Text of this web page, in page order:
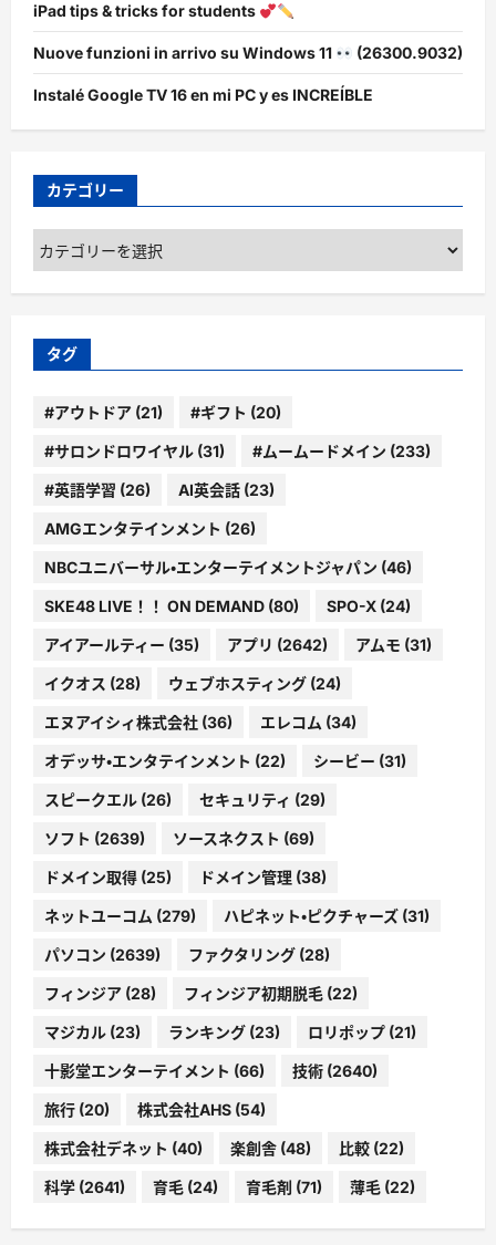
iPad tips & tricks for students
Nuove funzioni in arrivo su Windows 11 (26300.9032)
Instalé Google TV 16 en mi PC y es INCREÍBLE
カテゴリー
カ
テ
ゴ
ー
タグ
#アウトドア (21) #ギフト (20)
#サロンドロワイヤル (31) #ムームードメイン (233)
#英語学習 (26) AI英会話 (23)
AMGエンタテインメント (26)
NBCユニバーサル・エンターテイメントジャパン (46)
SKE48 LIVE！！ ON DEMAND (80) SPO-X (24)
アイアールティー (35) アプリ (2642) アムモ (31)
イクオス (28) ウェブホスティング (24)
エヌアイシィ株式会社 (36) エレコム (34)
オデッサ・エンタテインメント (22) シービー (31)
スピークエル (26) セキュリティ (29)
ソフト (2639) ソースネクスト (69)
ドメイン取得 (25) ドメイン管理 (38)
ネットユーコム (279) ハピネット・ピクチャーズ (31)
パソコン (2639) ファクタリング (28)
フィンジア (28) フィンジア初期脱毛 (22)
マジカル (23) ランキング (23) ロリポップ (21)
十影堂エンターテイメント (66) 技術 (2640)
旅行 (20) 株式会社AHS (54)
株式会社デネット (40) 楽創舎 (48) 比較 (22)
科学 (2641) 育毛 (24) 育毛剤 (71) 薄毛 (22)